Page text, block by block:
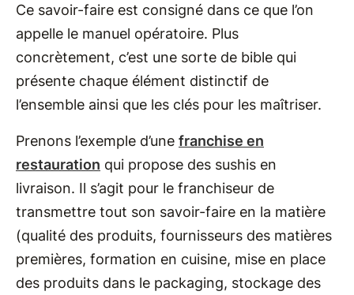
Ce savoir-faire est consigné dans ce que l’on
appelle le manuel opératoire. Plus
concrètement, c’est une sorte de bible qui
présente chaque élément distinctif de
l’ensemble ainsi que les clés pour les maîtriser.
Prenons l’exemple d’une franchise en
restauration qui propose des sushis en
livraison. Il s’agit pour le franchiseur de
transmettre tout son savoir-faire en la matière
(qualité des produits, fournisseurs des matières
premières, formation en cuisine, mise en place
des produits dans le packaging, stockage des